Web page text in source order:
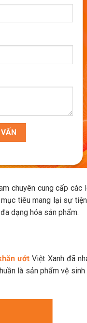
chuyên cung cấp các
tiêu mang lại sự
dạng hóa sản phẩm.
ướt Việt Xanh đã
là sản phẩm vệ sinh